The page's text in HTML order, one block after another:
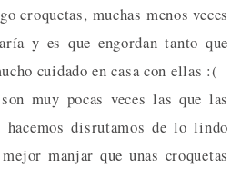
croquetas, muchas menos veces
y es que engordan tanto que
cuidado en casa con ellas :(
muy pocas veces las que las
hacemos disrutamos de lo lindo
manjar que unas croquetas